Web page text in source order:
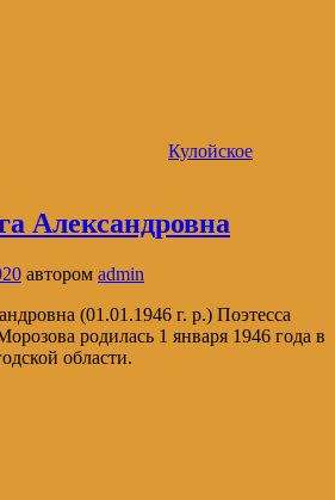
Кулойское
Александровна
автором admin
(01.01.1946 г. р.) Поэтесса
родилась 1 января 1946 года в
области.